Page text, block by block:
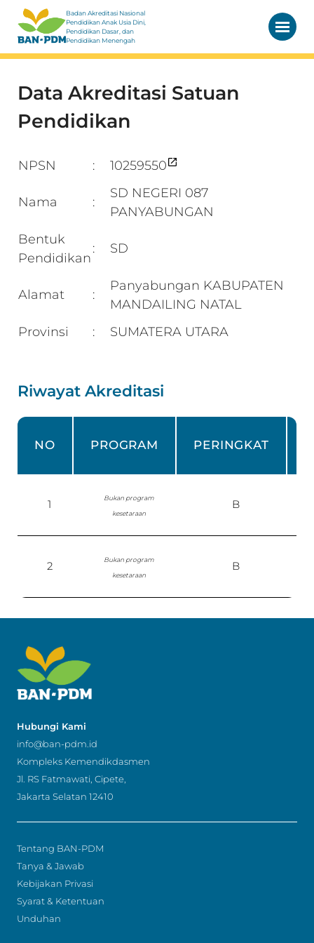
Badan Akreditasi Nasional
Pendidikan Anak Usia Dini,
Pendidikan Dasar, dan
Pendidikan Menengah
Data Akreditasi Satuan
Pendidikan
NPSN : 10259550
Nama :
SD NEGERI 087
PANYABUNGAN
Bentuk
Pendidikan
: SD
Alamat :
Panyabungan KABUPATEN
MANDAILING NATAL
Provinsi
: SUMATERA UTARA
Riwayat Akreditasi
NO PROGRAM PERINGKAT
1
Bukan program
kesetaraan
B
2
Bukan program
kesetaraan
B
Hubungi Kami
info@ban-pdm.id
Kompleks Kemendikdasmen
Jl. RS Fatmawati, Cipete,
Jakarta Selatan 12410
Tentang BAN-PDM
Tanya & Jawab
Kebijakan Privasi
Syarat & Ketentuan
Unduhan